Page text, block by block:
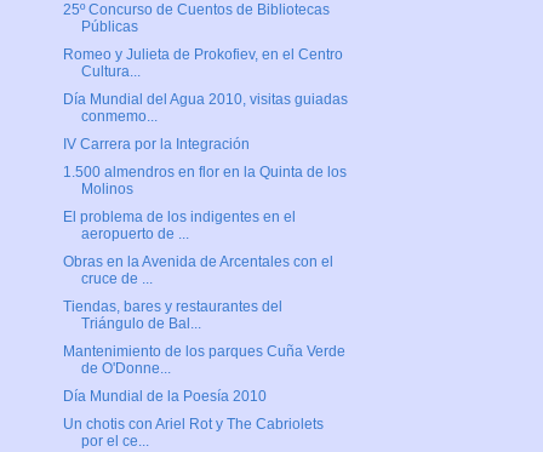
25º Concurso de Cuentos de Bibliotecas
Públicas
Romeo y Julieta de Prokofiev, en el Centro
Cultura...
Día Mundial del Agua 2010, visitas guiadas
conmemo...
IV Carrera por la Integración
1.500 almendros en flor en la Quinta de los
Molinos
El problema de los indigentes en el
aeropuerto de ...
Obras en la Avenida de Arcentales con el
cruce de ...
Tiendas, bares y restaurantes del
Triángulo de Bal...
Mantenimiento de los parques Cuña Verde
de O'Donne...
Día Mundial de la Poesía 2010
Un chotis con Ariel Rot y The Cabriolets
por el ce...